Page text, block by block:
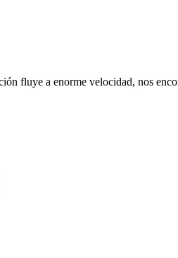
fluye a enorme velocidad, nos